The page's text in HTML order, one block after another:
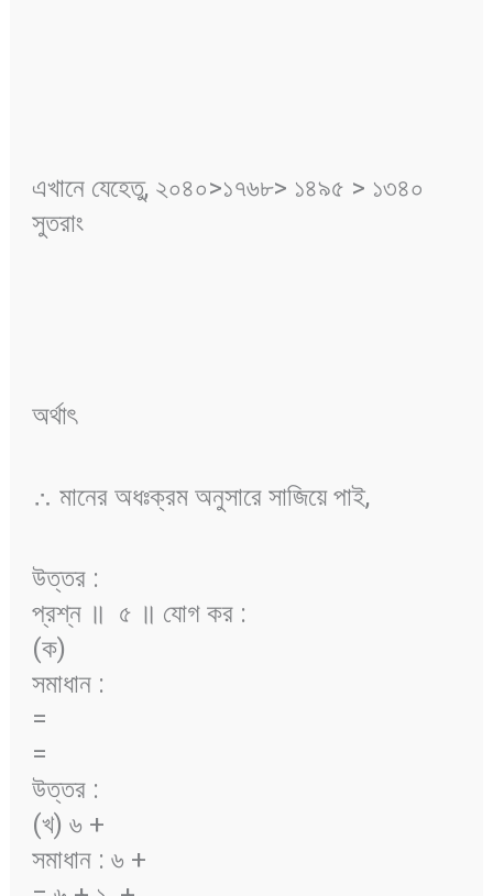
এখানে যেহেতু, ২০৪০>১৭৬৮> ১৪৯৫ > ১৩৪০
সুতরাং
অর্থাৎ
∴ মানের অধঃক্রম অনুসারে সাজিয়ে পাই,
উত্তর :
প্রশ্ন ॥ ৫ ॥ যোগ কর :
(ক)
সমাধান :
=
=
উত্তর :
(খ) ৬ +
সমাধান : ৬ +